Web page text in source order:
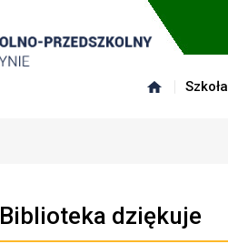
Szkoła
Biblioteka dziękuje